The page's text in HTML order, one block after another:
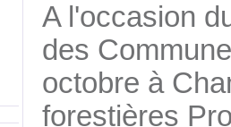
A l'occasion
des
octobre à
forestières